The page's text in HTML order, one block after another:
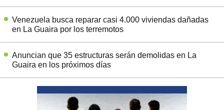
Venezuela busca reparar casi 4.000 viviendas dañadas
en La Guaira por los terremotos
Anuncian que 35 estructuras serán demolidas en La
Guaira en los próximos días